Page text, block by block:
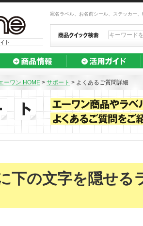
宛名ラベル、お名前シール、ステッカー
ーワン HOME>サポート>よくあるご質問詳細
下の文字を隠せる